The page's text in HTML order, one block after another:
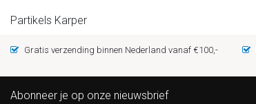
Partikels Karper
Gratis verzending binnen Nederland vanaf €100,-
Abonneer je op onze nieuwsbrief